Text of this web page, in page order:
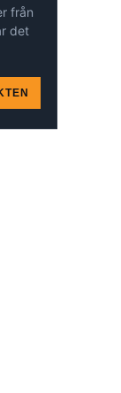
från
det